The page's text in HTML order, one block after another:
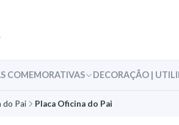
COMEMORATIVAS DECORAÇÃO |
do Pai Placa Oficina do Pai